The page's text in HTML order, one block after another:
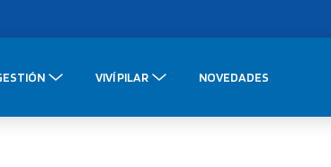
VIVÍ PILAR NOVEDADES